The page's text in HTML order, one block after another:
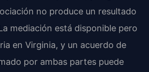
no produce un resultado
mediación está disponible pero
en Virginia, y un acuerdo de
por ambas partes puede